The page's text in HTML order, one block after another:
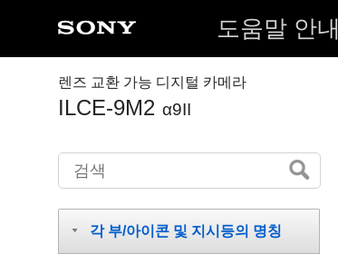
도움말 안내
렌즈 교환 가능 디지털 카메라
ILCE-9M2 α9II
각 부/아이콘 및 지시등의 명칭